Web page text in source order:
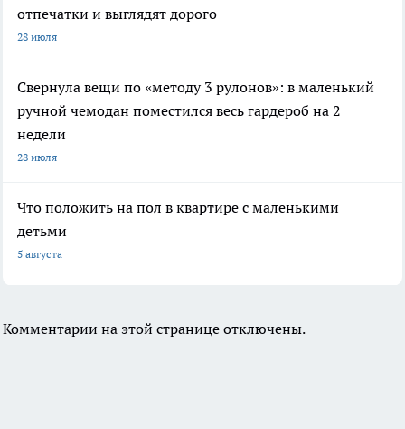
отпечатки и выглядят дорого
28 июля
Свернула вещи по «методу 3 рулонов»: в маленький
ручной чемодан поместился весь гардероб на 2
недели
28 июля
Что положить на пол в квартире с маленькими
детьми
5 августа
Комментарии на этой странице отключены.